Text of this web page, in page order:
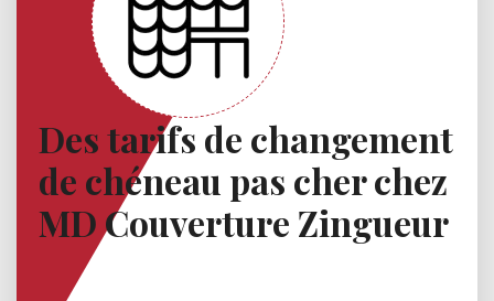
Des tarifs de changement
de chéneau pas cher chez
MD Couverture Zingueur